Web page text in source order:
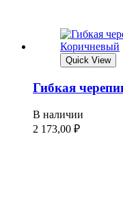
Quick View
Гибкая
В наличии
2 173,00 ₽